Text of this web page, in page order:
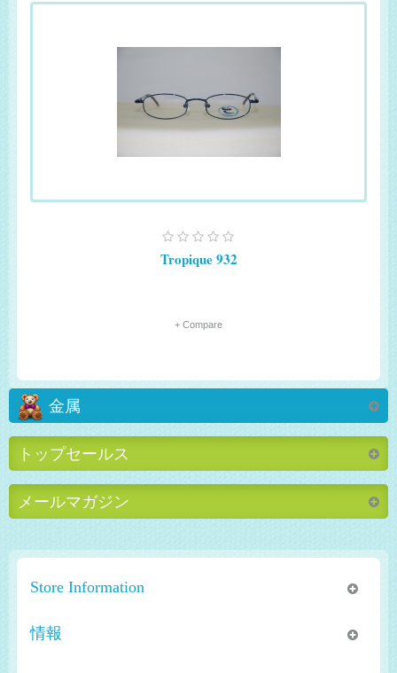
Tropique 932
+ Compare
金属
トップセールス
メールマガジン
Store Information
情報